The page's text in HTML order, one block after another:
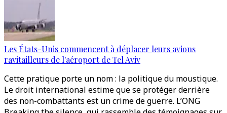
Les États-Unis commencent à déplacer leurs avions
ravitailleurs de l'aéroport de Tel Aviv
Cette pratique porte un nom : la politique du moustique.
Le droit international estime que se protéger derrière
des non-combattants est un crime de guerre. L’ONG